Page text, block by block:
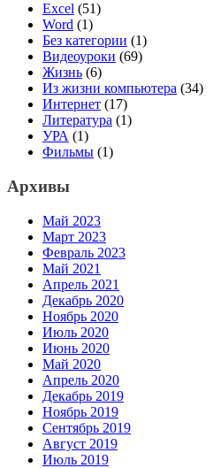
Excel (51)
Word (1)
Без категории (1)
Видеоуроки (69)
Жизнь (6)
Из жизни компьютера (34)
Интернет (17)
Литература (1)
УРА (1)
Фильмы (1)
Архивы
Май 2023
Март 2023
Февраль 2023
Май 2021
Апрель 2021
Декабрь 2020
Ноябрь 2020
Июль 2020
Июнь 2020
Май 2020
Апрель 2020
Декабрь 2019
Ноябрь 2019
Сентябрь 2019
Август 2019
Июль 2019